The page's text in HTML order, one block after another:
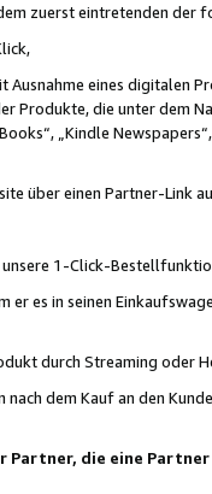
zuerst eintretenden der
eines digitalen
die unter dem
„Kindle
über einen Partner-Link
1-Click-
es in seinen
durch Streaming oder
dem Kauf an den
die eine